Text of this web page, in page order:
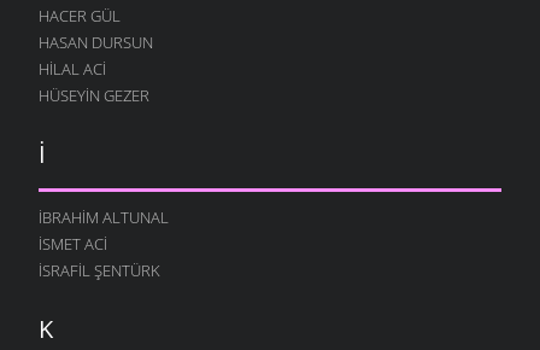
HACER GÜL
HASAN DURSUN
HILAL ACI
HÜSEYIN GEZER
İ
İBRAHIM ALTUNAL
İSMET ACI
İSRAFIL ŞENTÜRK
K